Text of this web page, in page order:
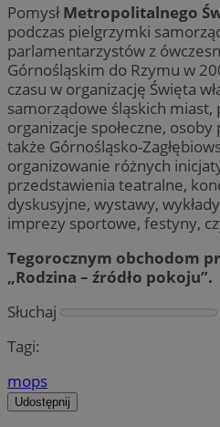
PomysłMetropolitalnego
podczas pielgrzymki
parlamentarzystów z
Górnośląskim do Rzymu w
czasu w organizację Święta
samorządowe śląskich
organizacje społeczne,
także Górnośląsko-
organizowanie różnych
przedstawienia teatralne,
dyskusyjne, wystawy,
imprezy sportowe, festyny,
Tegorocznym obchodom
„Rodzina – źródło pokoju”.
Słuchaj
Tagi:
mops
Udostępnij